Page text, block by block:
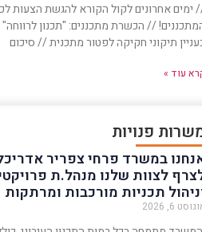
ימים אחרונים לקול הקורא להגשת הצעות
// הכשרת מתכננים: "תכנון
תיקוני חקיקה לפטור מתכנית // סיכום
עוד »
פנויות
במשרד פרחי צפריר
לצוות שלנו מנהל.ת
תכניות מורכבות ומרתקות
6, 2026